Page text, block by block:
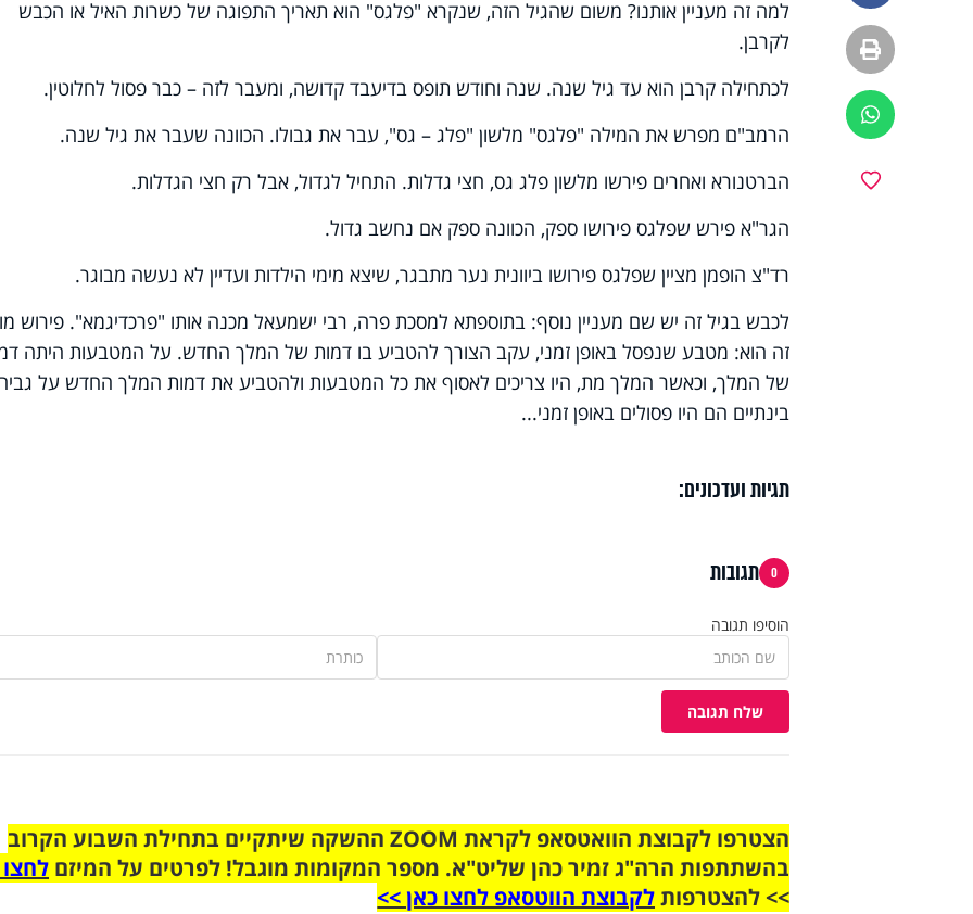
הדפסה
ווטסאפ
למה זה מעניין אותנו? משום שהגיל הזה, שנקרא "פלגס" הוא תאריך התפוגה של כשרות האיל או הכבש
לקרבן.
לכתחילה קרבן הוא עד גיל שנה. שנה וחודש תופס בדיעבד קדושה, ומעבר לזה – כבר פסול לחלוטין.
הרמב"ם מפרש את המילה "פלגס" מלשון "פלג – גס", עבר את גבולו. הכוונה שעבר את גיל שנה.
הברטנורא ואחרים פירשו מלשון פלג גס, חצי גדלות. התחיל לגדול, אבל רק חצי הגדלות.
הגר"א פירש שפלגס פירושו ספק, הכוונה ספק אם נחשב גדול.
רד"צ הופמן מציין שפלגס פירושו ביוונית נער מתבגר, שיצא מימי הילדות ועדיין לא נעשה מבוגר.
לכבש בגיל זה יש שם מעניין נוסף: בתוספתא למסכת פרה, רבי ישמעאל מכנה אותו "פרכדיגמא". פירוש
זה הוא: מטבע שנפסל באופן זמני, עקב הצורך להטביע בו דמות של המלך החדש. על המטבעות היתה
של המלך, וכאשר המלך מת, היו צריכים לאסוף את כל המטבעות ולהטביע את דמות המלך החדש על
בינתיים הם היו פסולים באופן זמני...
תגיות ועדכונים:
0 תגובות
הוסיפו תגובה
שלח תגובה
הצטרפו לקבוצת הוואטסאפ לקראת ZOOM ההשקה שיתקיים בתחילת השבוע הקרוב
בהשתתפות הרה"ג זמיר כהן שליט"א. מספר המקומות מוגבל! לפרטים על המיזם
>> להצטרפותלקבוצת הווטסאפ לחצו כאן >>